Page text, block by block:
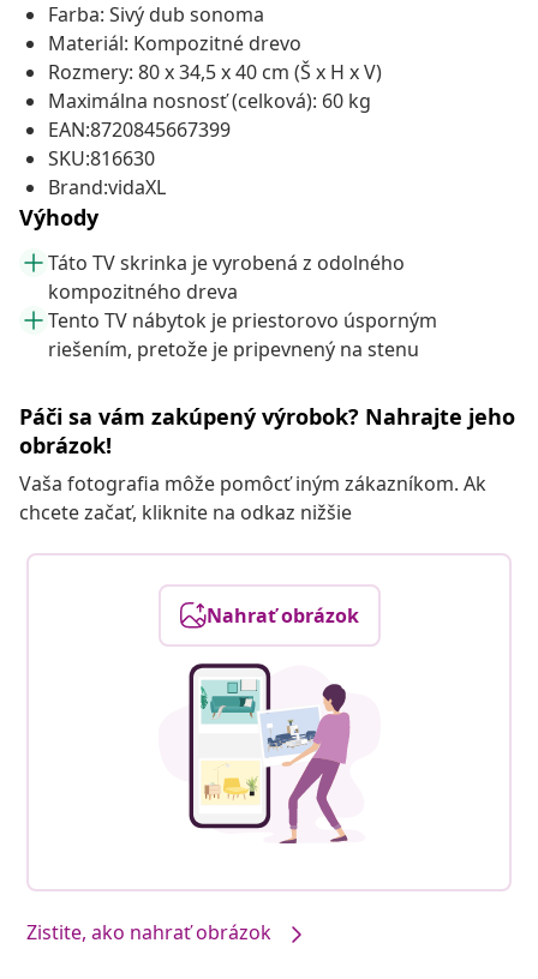
Farba: Sivý dub sonoma
Materiál: Kompozitné drevo
Rozmery: 80 x 34,5 x 40 cm (Š x H x V)
Maximálna nosnosť (celková): 60 kg
EAN:8720845667399
SKU:816630
Brand:vidaXL
Výhody
Táto TV skrinka je vyrobená z odolného
kompozitného dreva
Tento TV nábytok je priestorovo úsporným
riešením, pretože je pripevnený na stenu
Páči sa vám zakúpený výrobok? Nahrajte jeho
obrázok!
Vaša fotografia môže pomôcť iným zákazníkom. Ak
chcete začať, kliknite na odkaz nižšie
Nahrať obrázok
Zistite, ako nahrať obrázok